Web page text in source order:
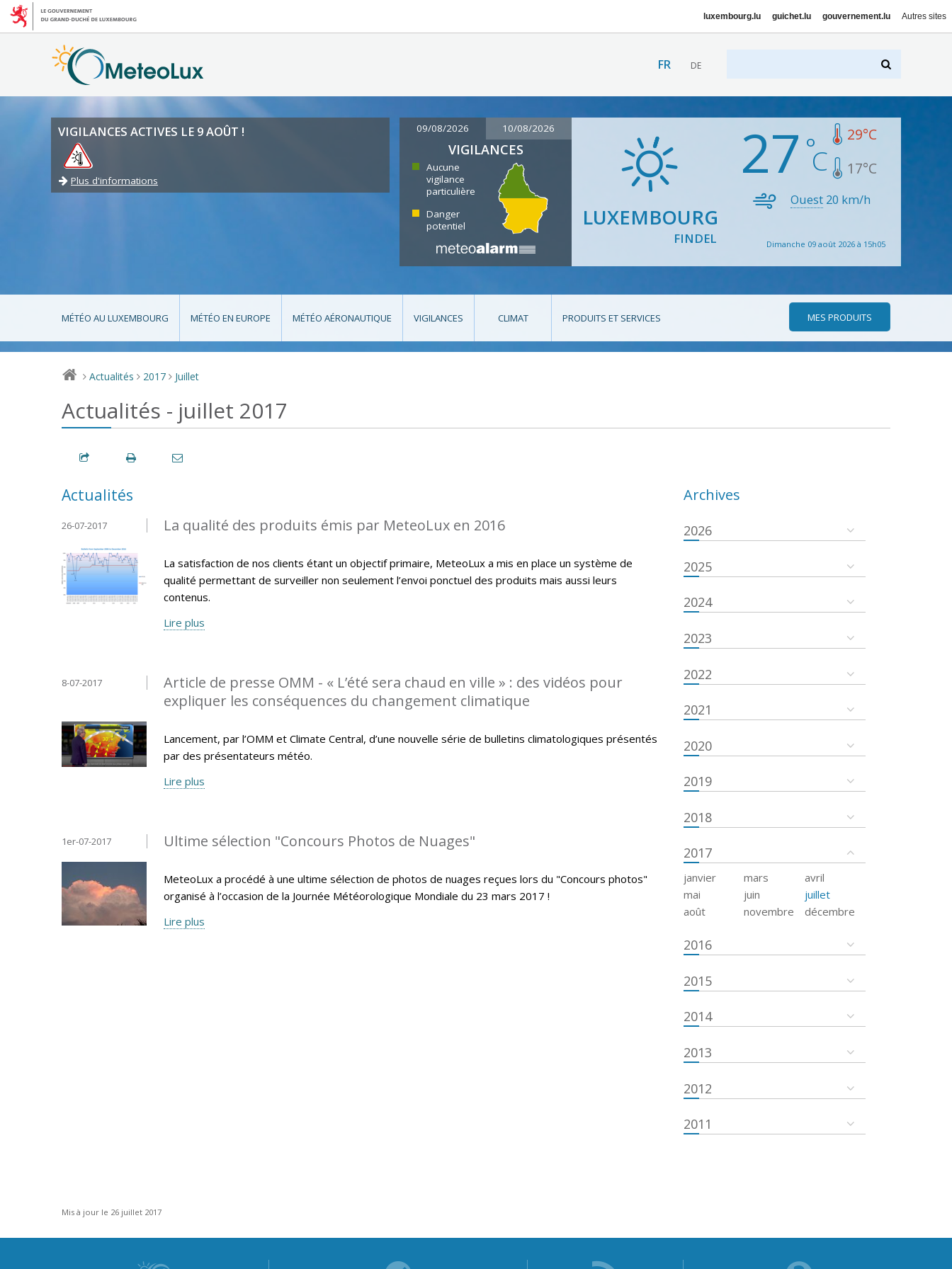
luxembourg.lu guichet.lu gouvernement.lu Autres sites
FR DE
VIGILANCES ACTIVES LE 9 AOÛT !
Plus d'informations
09/08/2026 10/08/2026
VIGILANCES
Aucune
vigilance
particulière
Danger
potentiel
LUXEMBOURG
FINDEL
27 29°C
17°C
Ouest 20 km/h
Dimanche 09 août 2026 à 15h05
MÉTÉO AU LUXEMBOURG MÉTÉO EN EUROPE MÉTÉO AÉRONAUTIQUE VIGILANCES CLIMAT PRODUITS ET SERVICES MES PRODUITS
> Actualités > 2017 > Juillet
Actualités - juillet 2017
Actualités
La qualité des produits émis par MeteoLux en 2016
26-07-2017
La satisfaction de nos clients étant un objectif primaire, MeteoLux a mis en place un système de
qualité permettant de surveiller non seulement l’envoi ponctuel des produits mais aussi leurs
contenus.
Lire plus
Article de presse OMM - « L’été sera chaud en ville » : des vidéos pour
expliquer les conséquences du changement climatique
8-07-2017
Lancement, par l’OMM et Climate Central, d’une nouvelle série de bulletins climatologiques présentés
par des présentateurs météo.
Lire plus
Ultime sélection "Concours Photos de Nuages"
1er-07-2017
MeteoLux a procédé à une ultime sélection de photos de nuages reçues lors du "Concours photos"
organisé à l’occasion de la Journée Météorologique Mondiale du 23 mars 2017 !
Lire plus
Archives
2026
2025
2024
2023
2022
2021
2020
2019
2018
2017
janvier mars
avril
mai
juin
juillet
août
novembre décembre
2016
2015
2014
2013
2012
2011
Mis à jour le 26 juillet 2017